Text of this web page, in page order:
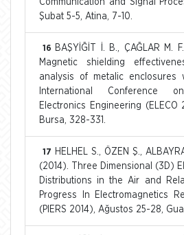
Şubat 5-5, Atina, 7-10.
16
BAŞYİĞİT İ. B., ÇAĞLAR M.
Magnetic shielding
analysis of metalic enclosures
International Conference
Electronics Engineering (ELECO
Bursa, 328-331.
17
HELHEL S., ÖZEN Ş.,
(2014). Three Dimensional (3D)
Distributions in the Air and
Progress In Electromagnetics
(PIERS 2014), Ağustos 25-28,